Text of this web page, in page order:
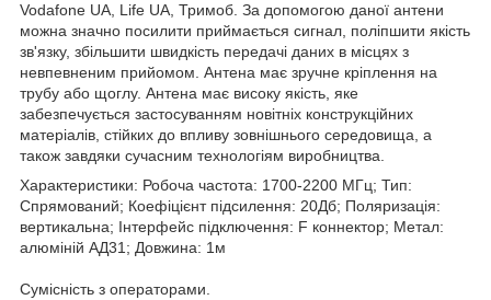
Vodafone UA, Life UA, Тримоб. За допомогою даної антени
можна значно посилити приймається сигнал, поліпшити якість
зв'язку, збільшити швидкість передачі даних в місцях з
невпевненим прийомом. Антена має зручне кріплення на
трубу або щоглу. Антена має високу якість, яке
забезпечується застосуванням новітніх конструкційних
матеріалів, стійких до впливу зовнішнього середовища, а
також завдяки сучасним технологіям виробництва.
Характеристики: Робоча частота: 1700-2200 МГц; Тип:
Спрямований; Коефіцієнт підсилення: 20Дб; Поляризація:
вертикальна; Інтерфейс підключення: F коннектор; Метал:
алюміній АД31; Довжина: 1м
Сумісність з операторами.